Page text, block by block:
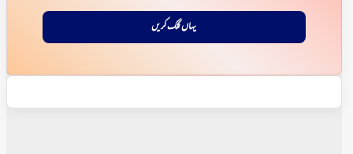
یہاں کلک کریں